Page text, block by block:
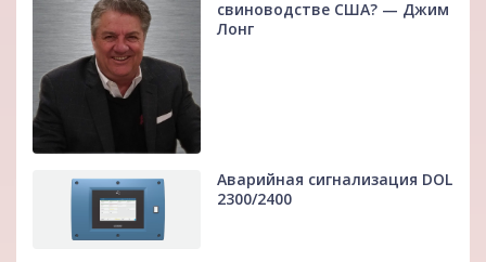
свиноводстве США? — Джим
Лонг
Аварийная сигнализация DOL
2300/2400